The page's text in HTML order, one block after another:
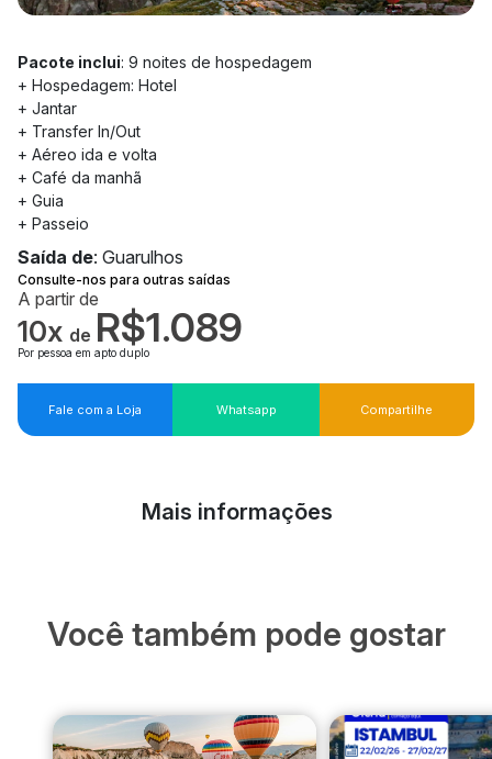
Pacote inclui: 9 noites de hospedagem
+ Hospedagem: Hotel
+ Jantar
+ Transfer In/Out
+ Aéreo ida e volta
+ Café da manhã
+ Guia
+ Passeio
Saída de: Guarulhos
Consulte-nos para outras saídas
A partir de
10x de R$1.089
Por pessoa em apto duplo
Fale com a Loja Whatsapp Compartilhe
Mais informações
Você também pode gostar